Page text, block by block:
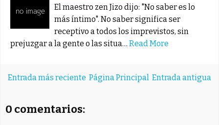
El maestro zen Jizo dijo: "No saber es lo
más íntimo". No saber significa ser
receptivo a todos los imprevistos, sin
prejuzgar a la gente o las situa… Read More
Entrada más reciente Entrada antigua
Página Principal
0 comentarios: